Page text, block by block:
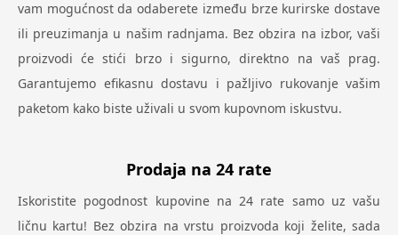
vam mogućnost da odaberete između brze kurirske dostave
ili preuzimanja u našim radnjama. Bez obzira na izbor, vaši
proizvodi će stići brzo i sigurno, direktno na vaš prag.
Garantujemo efikasnu dostavu i pažljivo rukovanje vašim
paketom kako biste uživali u svom kupovnom iskustvu.
Prodaja na 24 rate
Iskoristite pogodnost kupovine na 24 rate samo uz vašu
ličnu kartu! Bez obzira na vrstu proizvoda koji želite, sada